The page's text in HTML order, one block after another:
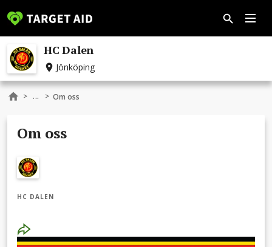
HC Dalen
Jönköping
> ... > Om oss
Om oss
HC DALEN